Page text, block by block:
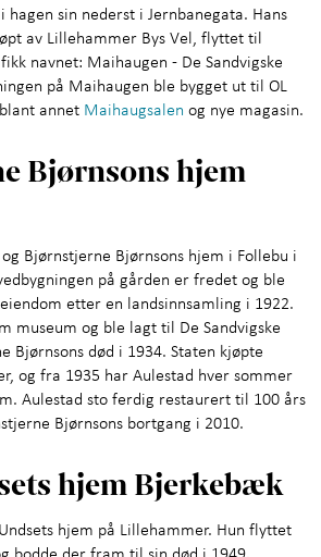
hagen sin nederst i Jernbanegata. Hans
av Lillehammer Bys Vel, flyttet til
navnet: Maihaugen - De Sandvigske
på Maihaugen ble bygget ut til OL
annet Maihaugsalen og nye magasin.
Bjørnsons hjem
Bjørnstjerne Bjørnsons hjem i Follebu i
på gården er fredet og ble
etter en landsinnsamling i 1922.
museum og ble lagt til De Sandvigske
Bjørnsons død i 1934. Staten kjøpte
og fra 1935 har Aulestad hver sommer
Aulestad sto ferdig restaurert til 100 års
Bjørnsons bortgang i 2010.
hjem Bjerkebæk
hjem på Lillehammer. Hun flyttet
bodde der fram til sin død i 1949.